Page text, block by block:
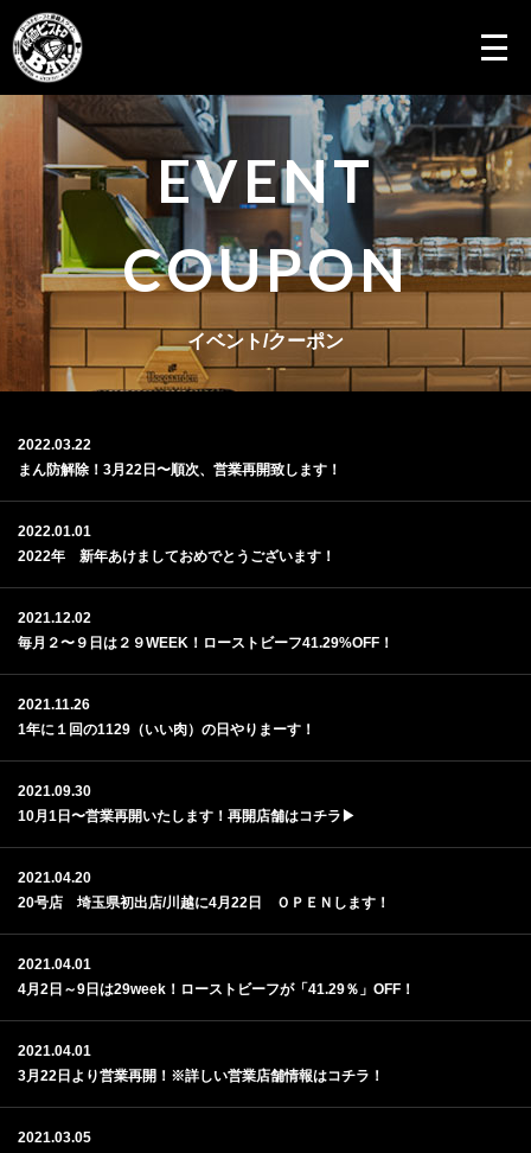
EVENT
COUPON
イベント/クーポン
2022.03.22
まん防解除！3月22日〜順次、営業再開致します！
2022.01.01
2022年 新年あけましておめでとうございます！
2021.12.02
毎月２〜９日は２９WEEK！ローストビーフ41.29%OFF！
2021.11.26
1年に１回の1129（いい肉）の日やりまーす！
2021.09.30
10月1日〜営業再開いたします！再開店舗はコチラ▶︎
2021.04.20
20号店 埼玉県初出店/川越に4月22日 ＯＰＥＮします！
2021.04.01
4月2日～9日は29week！ローストビーフが「41.29％」OFF！
2021.04.01
3月22日より営業再開！※詳しい営業店舗情報はコチラ！
2021.03.05